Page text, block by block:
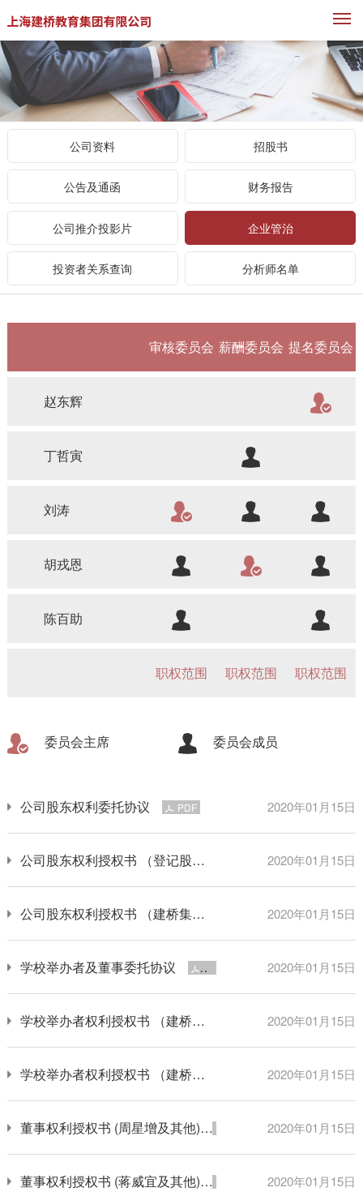
公司资料 招股书
公告及通函 财务报告
公司推介投影片 企业管治
投资者关系查询 分析师名单
审核委员会 薪酬委员会 提名委员会
赵东辉
丁哲寅
刘涛
胡戎恩
陈百助
职权范围 职权范围 职权范围
委员会主席 委员会成员
公司股东权利委托协议 PDF 2020年01月15日
公司股东权利授权书 （登记股东） 2020年01月15日
公司股东权利授权书 （建桥集团） PDF2020年01月15日
学校举办者及董事委托协议 PDF 2020年01月15日
学校举办者权利授权书 （建桥集团） PDF
2020年01月15日
学校举办者权利授权书 （建桥投资） PDF
2020年01月15日
董事权利授权书 (周星增及其他) 2020年01月15日
董事权利授权书 (蒋威宜及其他) 2020年01月15日